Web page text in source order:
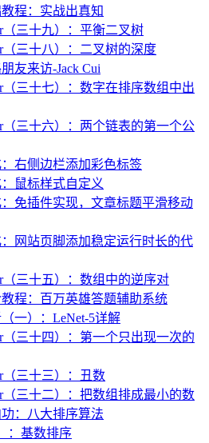
程：实战出真知
（三十九）：平衡二叉树
（三十八）：二叉树的深度
友来访-Jack Cui
（三十七）：数字在排序数组中出
（三十六）：两个链表的第一个公
：右侧边栏添加彩色标签
鼠标样式自定义
：免插件实现，文章标题平滑移动
：网站页脚添加稳定运行时长的代
（三十五）：数组中的逆序对
程：百万英雄答题辅助系统
一）：LeNet-5详解
（三十四）：第一个只出现一次的
（三十三）：丑数
（三十二）：把数组排成最小的数
：八大排序算法
：基数排序